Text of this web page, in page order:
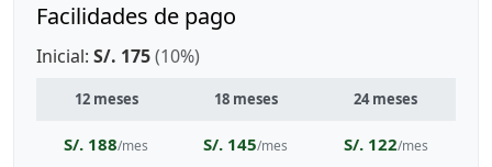
Facilidades de pago
Inicial: S/. 175(10%)
12 meses 18 meses 24 meses
S/. 188/mes S/. 145/mes S/. 122/mes